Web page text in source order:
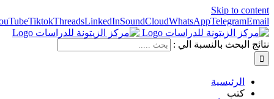
Skip to content
TiktokThreadsLinkedInSoundCloudWhatsAppTelegramEmail
نتائج البحث بالنسبة الي :
الرئيسية
كتب